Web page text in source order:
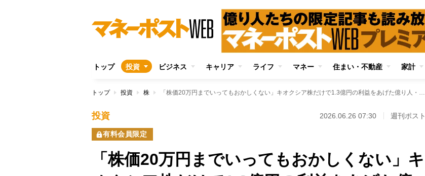
トップ 投資 ビジネス キャリア ライフ マネー 住まい・不動産 家計
トップ 投資 株 「株価20万円までいってもおかしくない」キオクシア株だけで1.3億円の利益をあげた億り人・みつさんが「安値で損切り」した後に「すぐ買い直し」できた理由
投資 2026.06.26 07:30 週刊ポスト
有料会員限定
「株価20万円までいってもおかしくない」キ